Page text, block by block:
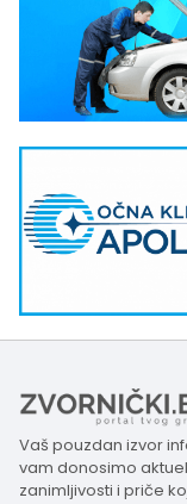
Vaš pouzdan izvor
vam donosimo
zanimljivosti i priče